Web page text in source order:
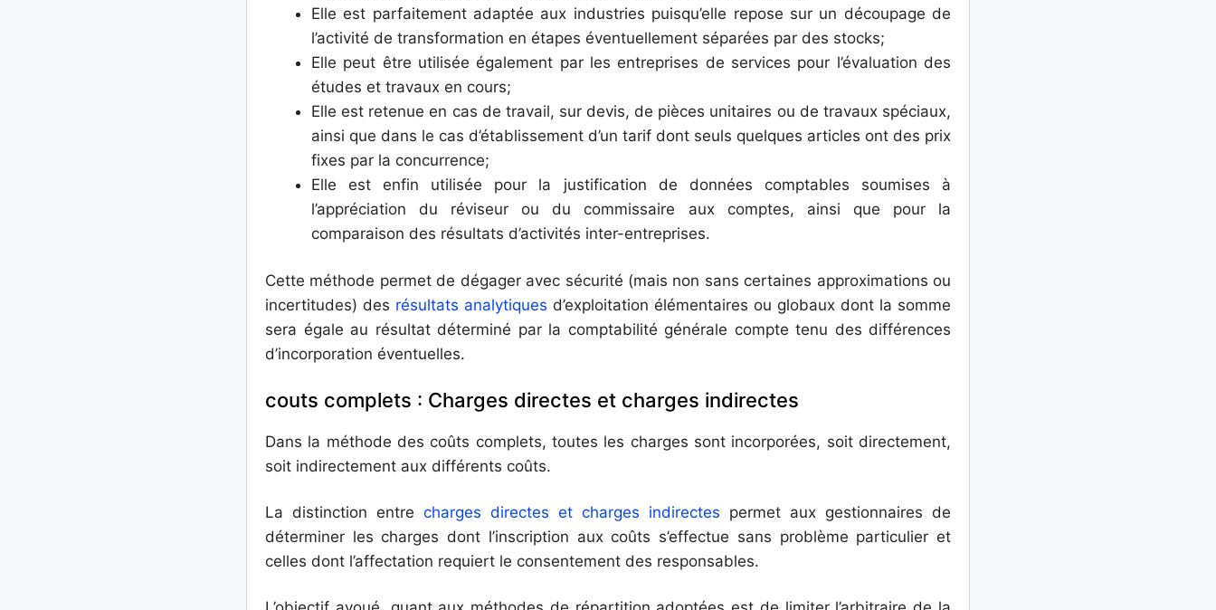
Elle est parfaitement adaptée aux industries puisqu’elle repose sur un découpage de
l’activité de transformation en étapes éventuellement séparées par des stocks;
Elle peut être utilisée également par les entreprises de services pour l’évaluation des
études et travaux en cours;
Elle est retenue en cas de travail, sur devis, de pièces unitaires ou de travaux spéciaux,
ainsi que dans le cas d’établissement d’un tarif dont seuls quelques articles ont des prix
fixes par la concurrence;
Elle est enfin utilisée pour la justification de données comptables soumises à
l’appréciation du réviseur ou du commissaire aux comptes, ainsi que pour la
comparaison des résultats d’activités inter-entreprises.
Cette méthode permet de dégager avec sécurité (mais non sans certaines approximations ou
incertitudes) des résultats analytiques d’exploitation élémentaires ou globaux dont la somme
sera égale au résultat déterminé par la comptabilité générale compte tenu des différences
d’incorporation éventuelles.
couts complets : Charges directes et charges indirectes
Dans la méthode des coûts complets, toutes les charges sont incorporées, soit directement,
soit indirectement aux différents coûts.
La distinction entre charges directes et charges indirectes permet aux gestionnaires de
déterminer les charges dont l’inscription aux coûts s’effectue sans problème particulier et
celles dont l’affectation requiert le consentement des responsables.